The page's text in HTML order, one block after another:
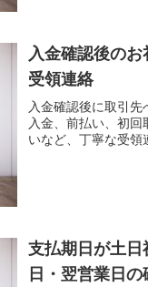
入金確認後の
受領連絡
入金確認後に取引
入金、前払い、初
いなど、丁寧な受領
支払期日が土
日・翌営業日